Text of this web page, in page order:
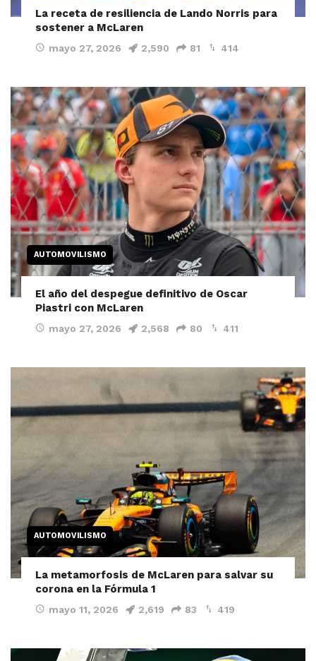
La receta de resiliencia de Lando Norris para
sostener a McLaren
mayo 27, 2026 2,590 81 414
AUTOMOVILISMO
El año del despegue definitivo de Oscar
Piastri con McLaren
mayo 27, 2026 2,568 80 411
AUTOMOVILISMO
La metamorfosis de McLaren para salvar su
corona en la Fórmula 1
mayo 11, 2026 2,619 83 419